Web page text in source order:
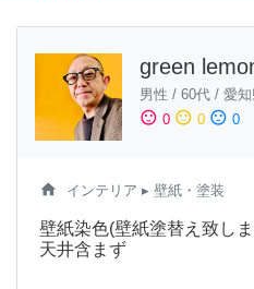
green
男性 / 60代 / 愛知
sentiment_satisfied 0 sentiment_neutral 0 sentiment_dissatisfied 0
home インテリア ▸ 壁紙・塗装
壁紙染色(壁紙塗替え致
天井含まず